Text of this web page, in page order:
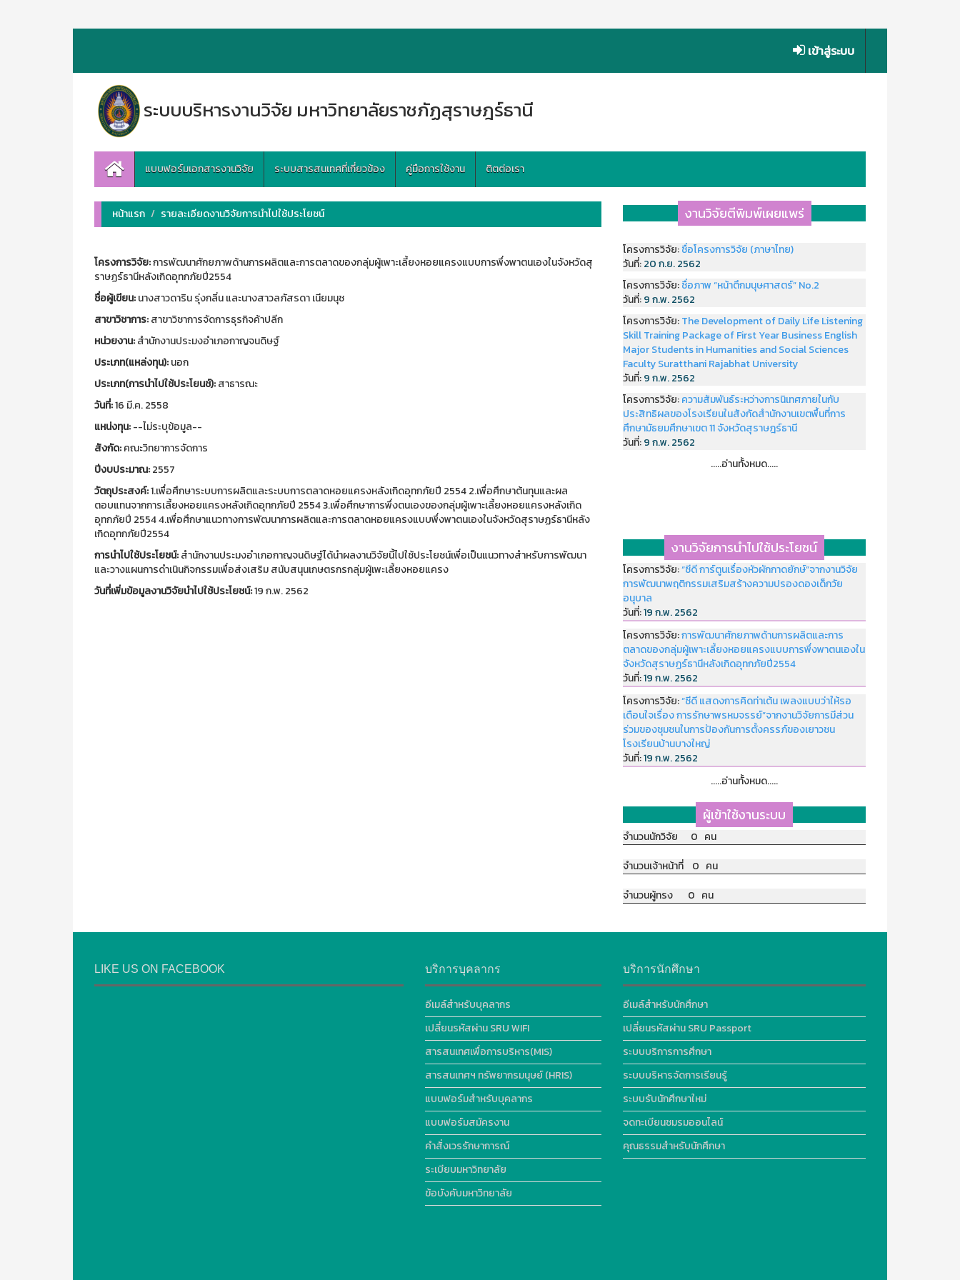
เข้าสู่ระบบ
ระบบบริหารงานวิจัย มหาวิทยาลัยราชภัฏสุราษฎร์ธานี
แบบฟอร์มเอกสารงานวิจัย ระบบสารสนเทศที่เกี่ยวข้อง คู่มือการใช้งาน ติตต่อเรา
หน้าแรก รายละเอียดงานวิจัยการนำไปใช้ประโยชน์
โครงการวิจัย:การพัฒนาศักยภาพด้านการผลิตและการตลาดของกลุ่มผู้เพาะเลี้ยงหอยแครงแบบการพึ่งพาตนเองในจังหวัดสุ
ราษฏร์ธานีหลังเกิดอุทกภัยปี2554
ชื่อผู้เขียน:นางสาวดาริน รุ่งกลิ่น และนางสาวลภัสรดา เนียมนุช
สาขาวิชาการ:สาขาวิชาการจัดการธุรกิจค้าปลีก
หน่วยงาน:สำนักงานประมงอำเภอกาญจนดิษฐ์
ประเภท(แหล่งทุน):นอก
ประเภท(การนำไปใช้ประโยนช์):สาธารณะ
วันที่:16 มี.ค. 2558
แหน่งทุน:--ไม่ระบุข้อมูล--
สังกัด:คณะวิทยาการจัดการ
ปีงบประมาณ:2557
วัตถุประสงค์:1.เพื่อศึกษาระบบการผลิตและระบบการตลาดหอยแครงหลังเกิดอุทกภัยปี 2554 2.เพื่อศึกษาต้นทุนและผล
ตอบแทนจากการเลี้ยงหอยแครงหลังเกิดอุทกภัยปี 2554 3.เพื่อศึกษาการพึ่งตนเองของกลุ่มผู้เพาะเลี้ยงหอยแครงหลังเกิด
อุทกภัยปี 2554 4.เพื่อศึกษาแนวทางการพัฒนาการผลิตและการตลาดหอยแครงแบบพึ่งพาตนเองในจังหวัดสุราษฏร์ธานีหลัง
เกิดอุทกภัยปี2554
การนำไปใช้ประโยชน์:สำนักงานประมงอำเภอกาญจนดิษฐ์ได้นำผลงานวิจัยนี้ไปใช้ประโยชน์เพื่อเป็นแนวทางสำหรับการพัฒนา
และวางแผนการดำเนินกิจกรรมเพื่อส่งเสริม สนับสนุนเกษตรกรกลุ่มผู้เพะเลี้ยงหอยแครง
วันที่เพิ่มข้อมูลงานวิจัยนำไปใช้ประโยชน์:19 ก.พ. 2562
งานวิจัยตีพิมพ์เผยแพร่
โครงการวิจัย:ชื่อโครงการวิจัย (ภาษาไทย)
วันที่:20 ก.ย. 2562
โครงการวิจัย:ชื่อภาพ “หน้าตึกมนุษศาสตร์” No.2
วันที่:9 ก.พ. 2562
โครงการวิจัย:The Development of Daily Life Listening
Skill Training Package of First Year Business English
Major Students in Humanities and Social Sciences
Faculty Suratthani Rajabhat University
วันที่:9 ก.พ. 2562
โครงการวิจัย:ความสัมพันธ์ระหว่างการนิเทศภายในกับ
ประสิทธิผลของโรงเรียนในสังกัดสำนักงานเขตพื้นที่การ
ศึกษามัธยมศึกษาเขต 11 จังหวัดสุราษฎร์ธานี
วันที่:9 ก.พ. 2562
.....อ่านทั้งหมด.....
งานวิจัยการนำไปใช้ประโยชน์
โครงการวิจัย:“ซีดี การ์ตูนเรื่องหัวผักกาดยักษ์”จากงานวิจัย
การพัฒนาพฤติกรรมเสริมสร้างความปรองดองเด็กวัย
อนุบาล
วันที่:19 ก.พ. 2562
โครงการวิจัย:การพัฒนาศักยภาพด้านการผลิตและการ
ตลาดของกลุ่มผู้เพาะเลี้ยงหอยแครงแบบการพึ่งพาตนเองใน
จังหวัดสุราษฏร์ธานีหลังเกิดอุทกภัยปี2554
วันที่:19 ก.พ. 2562
โครงการวิจัย:“ซีดี แสดงการคิดท่าเต้น เพลงแบบว่าให้รอ
เตือนใจเรื่อง การรักษาพรหมจรรย์”จากงานวิจัยการมีส่วน
ร่วมของชุมชนในการป้องกันการตั้งครรภ์ของเยาวชน
โรงเรียนบ้านบางใหญ่
วันที่:19 ก.พ. 2562
.....อ่านทั้งหมด.....
ผู้เข้าใช้งานระบบ
จำนวนนักวิจัย 0 คน
จำนวนเจ้าหน้าที่ 0 คน
จำนวนผู้ทรง 0 คน
LIKE US ON FACEBOOK บริการบุคลากร
อีเมล์สำหรับบุคลากร
เปลี่ยนรหัสผ่าน SRU WIFI
สารสนเทศเพื่อการบริหาร(MIS)
สารสนเทศฯ ทรัพยากรมนุษย์ (HRIS)
แบบฟอร์มสำหรับบุคลากร
แบบฟอร์มสมัครงาน
คำสั่งเวรรักษาการณ์
ระเบียบมหาวิทยาลัย
ข้อบังคับมหาวิทยาลัย
บริการนักศึกษา
อีเมล์สำหรับนักศึกษา
เปลี่ยนรหัสผ่าน SRU Passport
ระบบบริการการศึกษา
ระบบบริหารจัดการเรียนรู้
ระบบรับนักศึกษาใหม่
จดทะเบียนชมรมออนไลน์
คุณธรรมสำหรับนักศึกษา